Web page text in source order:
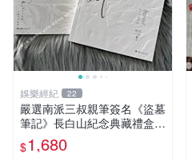
娛樂經紀 22
嚴選南派三叔親筆簽名《盜墓
筆記》長白山紀念典藏禮盒，
限量收藏必備 原著小說 定價
特別款
$1,680